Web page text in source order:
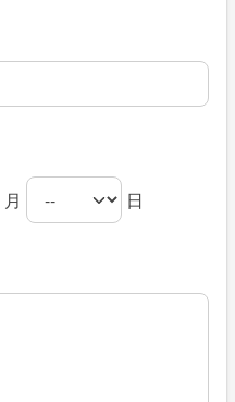
月 日